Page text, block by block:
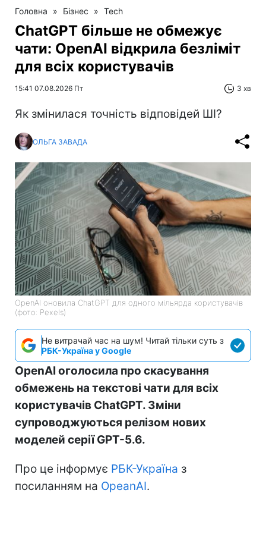
Головна » Бізнес » Tech
ChatGPT більше не обмежує
чати: OpenAI відкрила безліміт
для всіх користувачів
15:41 07.08.2026 Пт 3 хв
Як змінилася точність відповідей ШІ?
ОЛЬГА ЗАВАДА
OpenAI оновила ChatGPT для одного мільярда користувачів
(фото: Pexels)
Не витрачай час на шум! Читай тільки суть з
РБК-Україна у Google
OpenAI оголосила про скасування
обмежень на текстові чати для всіх
користувачів ChatGPT. Зміни
супроводжуються релізом нових
моделей серії GPT-5.6.
Про це інформує РБК-Україна з
посиланням на OpeanAI.